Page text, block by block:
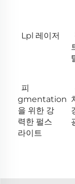
Lpl 레이저
피
gmentation
을 위한 강
력한 펄스
라이트